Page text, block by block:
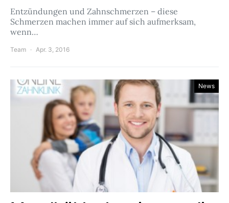
Entzündungen und Zahnschmerzen – diese
Schmerzen machen immer auf sich aufmerksam,
wenn…
Team Apr. 3, 2016
News